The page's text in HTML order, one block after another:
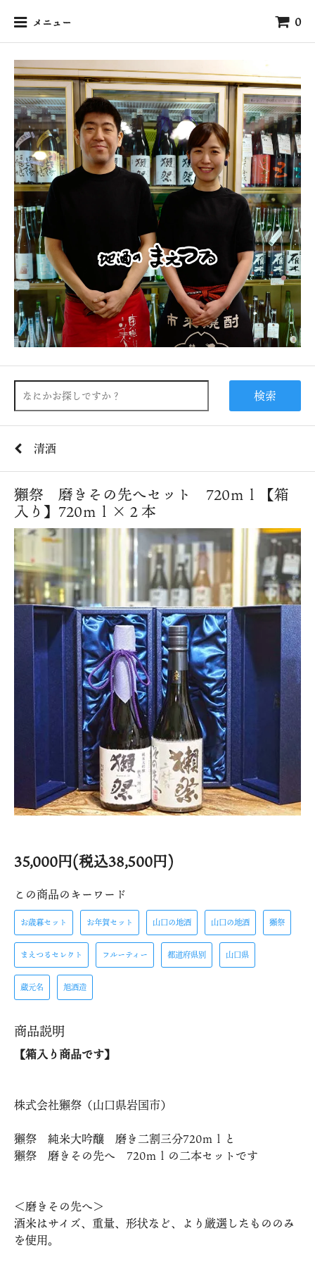
メニュー 0
検索
清酒
獺祭 磨きその先へセット 720ｍｌ【箱
入り】720ｍｌ×２本
35,000円(税込38,500円)
この商品のキーワード
お歳暮セット お年賀セット 山口の地酒 山口の地酒 獺祭
まえつるセレクト フルーティー 都道府県別 山口県
蔵元名 旭酒造
商品説明
【箱入り商品です】
株式会社獺祭（山口県岩国市）
獺祭 純米大吟醸 磨き二割三分720ｍｌと
獺祭 磨きその先へ 720ｍｌの二本セットです
＜磨きその先へ＞
酒米はサイズ、重量、形状など、より厳選したもののみ
を使用。